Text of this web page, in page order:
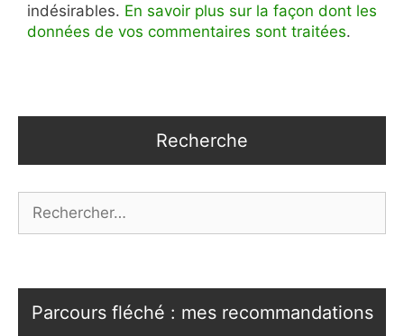
indésirables. En savoir plus sur la façon dont les
données de vos commentaires sont traitées.
Recherche
Parcours fléché : mes recommandations